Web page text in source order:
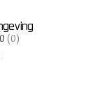
(0)